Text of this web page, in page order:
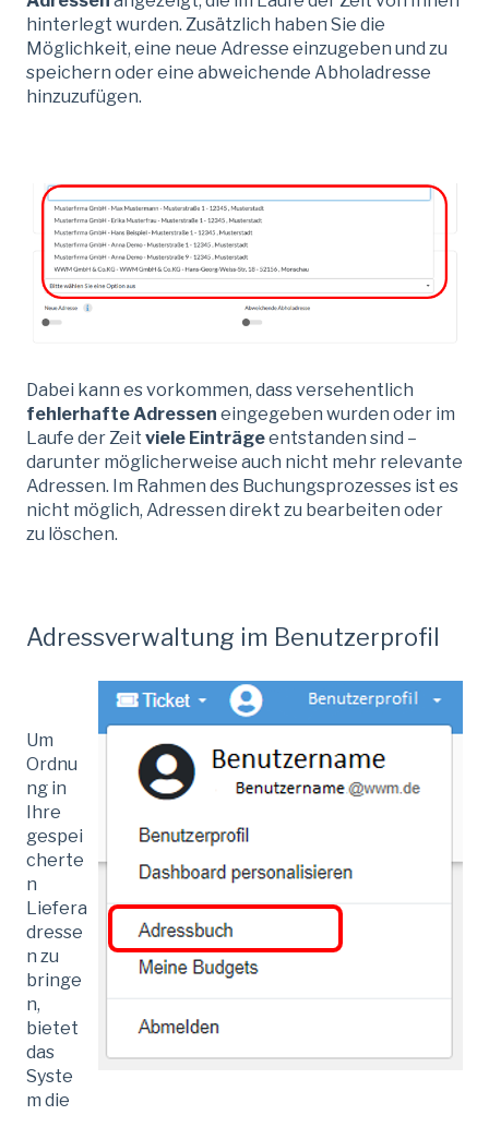
hinterlegt wurden. Zusätzlich haben Sie die
Möglichkeit, eine neue Adresse einzugeben und zu
speichern oder eine abweichende Abholadresse
hinzuzufügen.
Dabei kann es vorkommen, dass versehentlich
fehlerhafte Adressen eingegeben wurden oder im
Laufe der Zeit viele Einträgeentstanden sind –
darunter möglicherweise auch nicht mehr relevante
Adressen. Im Rahmen des Buchungsprozesses ist es
nicht möglich, Adressen direkt zu bearbeiten oder
zu löschen.
Adressverwaltung im Benutzerprofil
Um
Ordnu
ng in
Ihre
gespei
cherte
n
Liefera
dresse
n zu
bringe
n,
bietet
das
Syste
m die